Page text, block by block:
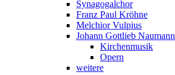
Synagogalchor
Franz Paul Kröhne
Melchior Vulpius
Johann Gottlieb Naumann
Kirchenmusik
Opern
weitere